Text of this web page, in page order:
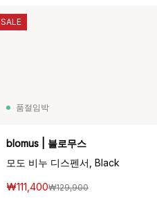
품절임박
blomus | 블로무스
모도 비누 디스펜서, Black
₩111,400₩129,900
SALE